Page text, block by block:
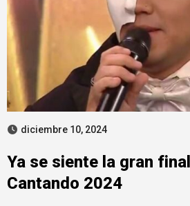
diciembre 10, 2024
Ya se siente la gran
Cantando 2024